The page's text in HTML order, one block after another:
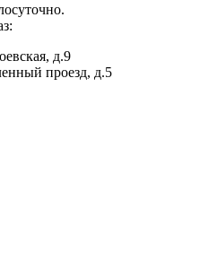
д.9
проезд, д.5